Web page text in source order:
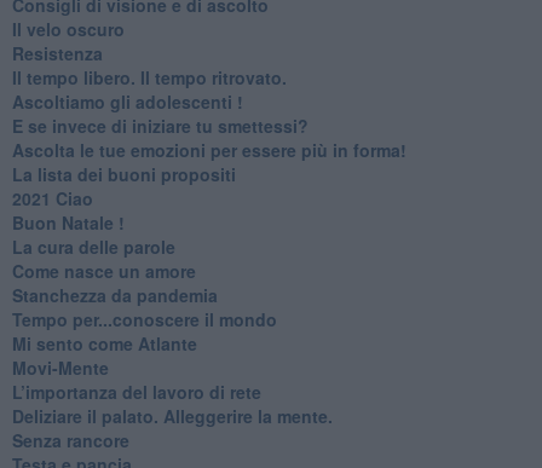
​Il velo oscuro
Resistenza
​Il tempo libero. Il tempo ritrovato.
Ascoltiamo gli adolescenti !
​E se invece di iniziare tu smettessi?
​Ascolta le tue emozioni per essere più in forma!
​La lista dei buoni propositi
2021 Ciao
Buon Natale !
​La cura delle parole
​Come nasce un amore
Stanchezza da pandemia
​Tempo per...conoscere il mondo
​Mi sento come Atlante
​Movi-Mente
​L’importanza del lavoro di rete
​Deliziare il palato. Alleggerire la mente.
​Senza rancore